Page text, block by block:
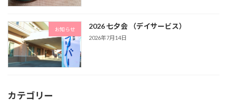
お知らせ 2026 七夕会 （デイサービス）
2026年7月14日
カテゴリー